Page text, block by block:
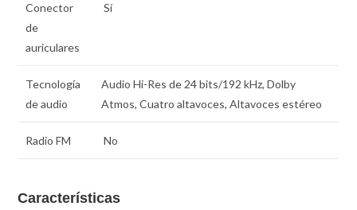
Conector
de
auriculares
Sí
Tecnología
de audio
Audio Hi-Res de 24 bits/192 kHz, Dolby
Atmos, Cuatro altavoces, Altavoces estéreo
Radio FM No
Características